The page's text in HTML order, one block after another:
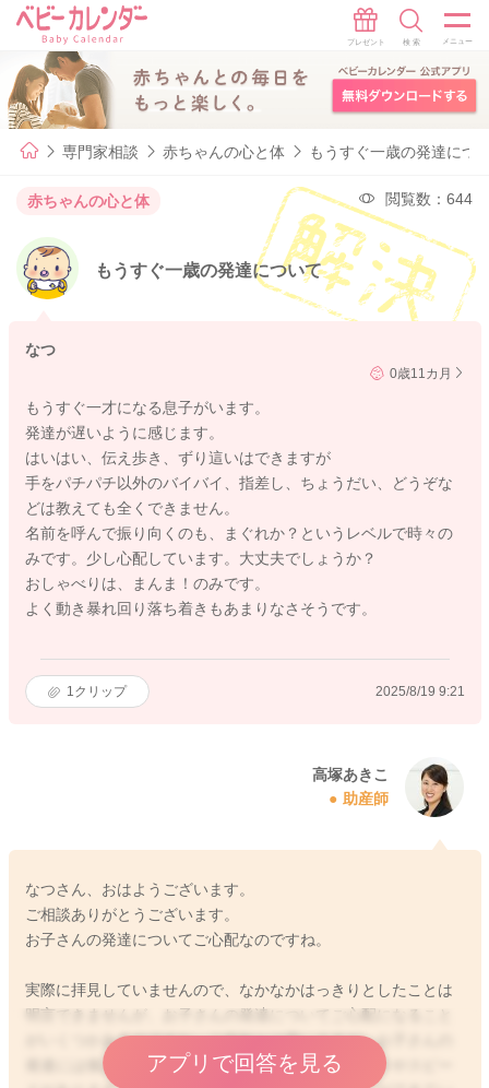
専門家相談 赤ちゃんの心と体 もうすぐ一歳の発達につ
赤ちゃんの心と体 閲覧数：644
もうすぐ一歳の発達について
なつ
0歳11カ月
もうすぐ一才になる息子がいます。
発達が遅いように感じます。
はいはい、伝え歩き、ずり這いはできますが
手をパチパチ以外のバイバイ、指差し、ちょうだい、どうぞな
どは教えても全くできません。
名前を呼んで振り向くのも、まぐれか？というレベルで時々の
みです。少し心配しています。大丈夫でしょうか？
おしゃべりは、まんま！のみです。
よく動き暴れ回り落ち着きもあまりなさそうです。
1 クリップ 2025/8/19 9:21
高塚あきこ
助産師
なつさん、おはようございます。
ご相談ありがとうございます。
お子さんの発達についてご心配なのですね。
実際に拝見していませんので、なかなかはっきりとしたことは
明言できませんが、お子さんの発達についてご心配になること
がいくつかあるのですね。ご存知とは思いますが、お子さんの
発達には個人差が大きいです。お子さんなりのペースやスピー
アプリで回答を見る